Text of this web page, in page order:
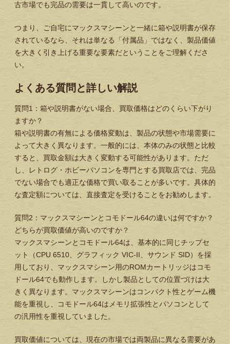
古市場でも完品の需要は一貫して高いのです。
つまり、
ご自宅にマックスマシーンと一緒に箱や説明書が保存
されているなら、それは単なる「付属品」ではなく、製品価値
を大きく引き上げる重要な要素だということをご理解くださ
い。
よくある質問と詳しい解説
質問1：箱や説明書がない場合、買取価格はどのくらい下がり
ますか？
箱や説明書の有無による価格変動は、製品の状態や市場需要に
よって大きく異なります。一般的には、本体のみの状態と比較
すると、買取金額は大きく変動する可能性があります。ただ
し、レトログ・ホビーパソコンを専門とする買取店では、完品
でない場合でも適正な価格で買い取ることが多いです。具体的
な査定額については、直接査定を受けることをお勧めします。
質問2：マックスマシーンとコモドール64の違いは何ですか？
どちらが買取価値が高いのですか？
マックスマシーンとコモドール64は、基本的に同じチップセ
ット（CPU 6510、グラフィック VIC-II、サウンド SID）を採
用しており、マックスマシーン用のROMカートリッジはコモ
ドール64でも動作します。しかし製品としての位置づけは大
きく異なります。マックスマシーンはコンパクト性とゲーム機
能を重視し、コモドール64はメモリ拡張性とパソコンとして
の汎用性を重視していました。
買取価値については、現在の市場では両製品に異なる需要があ